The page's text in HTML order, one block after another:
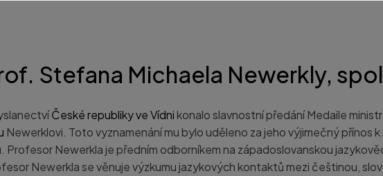
Stefana Michaela Newerkly,
České republiky ve Vídni konalo slavnostní předání Medaile
Newerklovi. Toto vyznamenání mu bylo uděleno za jeho výjimečný přínos
Profesor Newerkla je předním odborníkem na západoslovanskou
Newerkla se věnuje výzkumu jazykových kontaktů mezi češtinou,